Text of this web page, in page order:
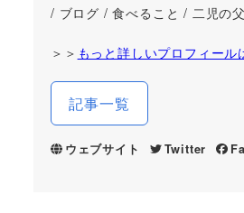
/ ブログ / 食べること / 二児の
＞＞ もっと詳しいプロフィール
記事一覧
ウェブサイト Twitter